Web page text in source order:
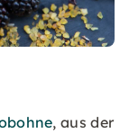
, aus der